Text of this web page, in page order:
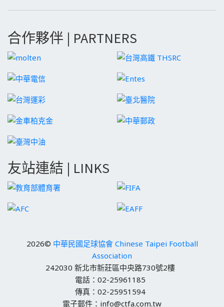
合作夥伴 | PARTNERS
友站連結 | LINKS
2026© 中華民國足球協會 Chinese Taipei Football
Association
242030 新北市新莊區中央路730號2樓
電話：02-25961185
傳真：02-25951594
電子郵件：info@ctfa.com.tw